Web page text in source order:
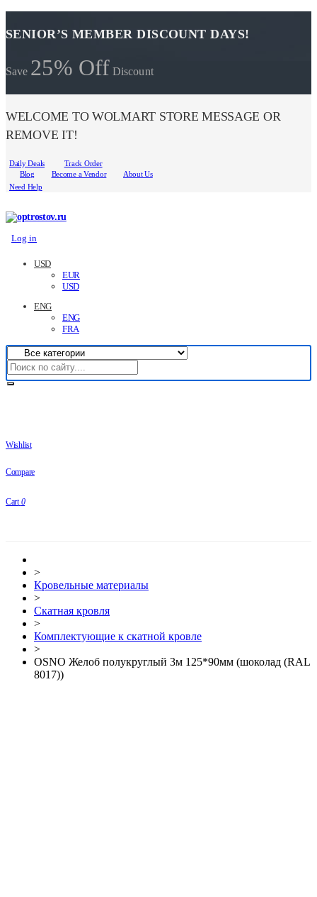
SENIOR’S MEMBER DISCOUNT DAYS!
Save 25% Off Discount
WELCOME TO WOLMART STORE MESSAGE OR
REMOVE IT!
Daily Deals
Track Order
Blog
Become a Vendor
About Us
Need Help
Log in
USD
EUR
USD
ENG
ENG
FRA
Wishlist
Compare
Cart 0
>
Кровельные материалы
>
Скатная кровля
>
Комплектующие к скатной кровле
>
OSNO Желоб полукруглый 3м 125*90мм (шоколад (RAL
8017))